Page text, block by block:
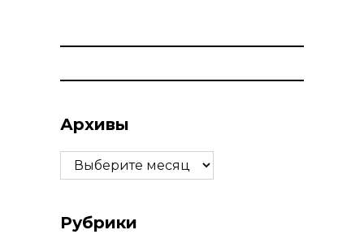
Архивы
Архивы
Рубрики